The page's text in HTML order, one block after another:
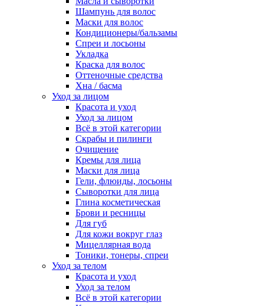
Шампунь для волос
Маски для волос
Кондиционеры/бальзамы
Спреи и лосьоны
Укладка
Краска для волос
Оттеночные средства
Хна / басма
Уход за лицом
Красота и уход
Уход за лицом
Всё в этой категории
Скрабы и пилинги
Очищение
Кремы для лица
Маски для лица
Гели, флюиды, лосьоны
Сыворотки для лица
Глина косметическая
Брови и ресницы
Для губ
Для кожи вокруг глаз
Мицеллярная вода
Тоники, тонеры, спреи
Уход за телом
Красота и уход
Уход за телом
Всё в этой категории